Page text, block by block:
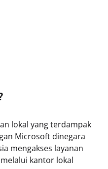
lokal yang terdampak
Microsoft dinegara
mengakses layanan
kantor lokal